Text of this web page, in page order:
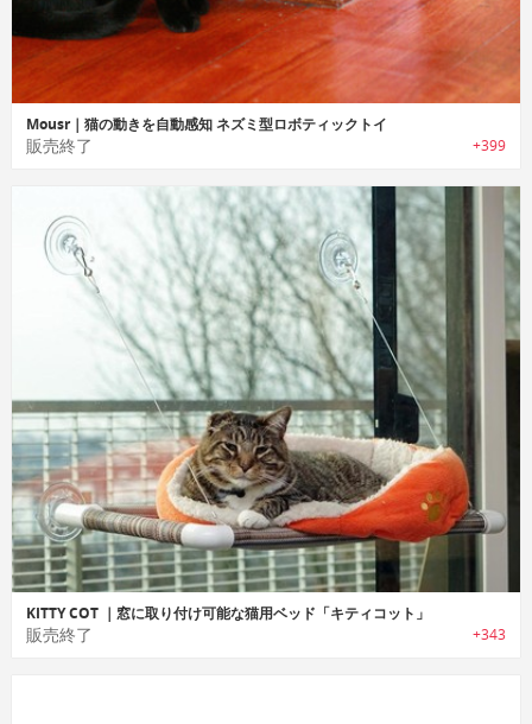
Mousr｜猫の動きを自動感知 ネズミ型ロボティックトイ
販売終了 +399
KITTY COT ｜窓に取り付け可能な猫用ベッド「キティコット」
販売終了 +343